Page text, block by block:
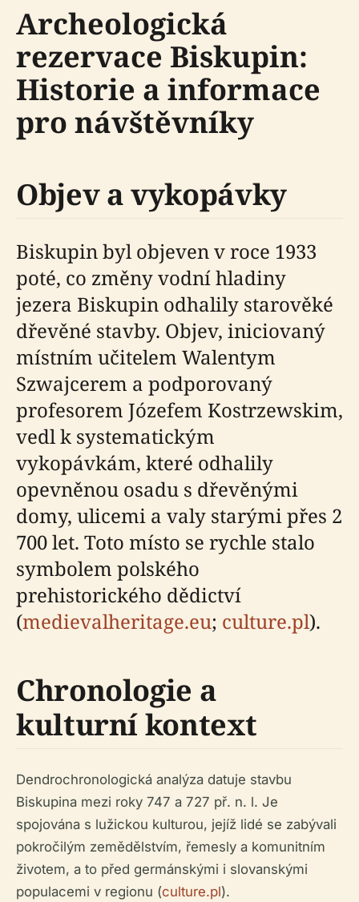
Archeologická
rezervace Biskupin:
Historie a informace
pro návštěvníky
Objev a vykopávky
Biskupin byl objeven v roce 1933
poté, co změny vodní hladiny
jezera Biskupin odhalily starověké
dřevěné stavby. Objev, iniciovaný
místním učitelem Walentym
Szwajcerem a podporovaný
profesorem Józefem Kostrzewskim,
vedl k systematickým
vykopávkám, které odhalily
opevněnou osadu s dřevěnými
domy, ulicemi a valy starými přes 2
700 let. Toto místo se rychle stalo
symbolem polského
prehistorického dědictví
(medievalheritage.eu; culture.pl).
Chronologie a
kulturní kontext
Dendrochronologická analýza datuje stavbu
Biskupina mezi roky 747 a 727 př. n. l. Je
spojována s lužickou kulturou, jejíž lidé se zabývali
pokročilým zemědělstvím, řemesly a komunitním
životem, a to před germánskými i slovanskými
populacemi v regionu (culture.pl).